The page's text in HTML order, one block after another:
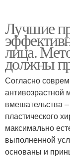
Лучшие
лица.
должны
Согласно
антивозрастной
вмешательства
пластического
максимально
выполненной
основаны и